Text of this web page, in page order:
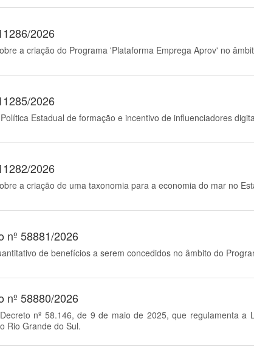
2026
a criação do Programa 'Plataforma Emprega Aprov' no
2026
Estadual de formação e incentivo de influenciadores
2026
a criação de uma taxonomia para a economia do mar no
nº 58881/2026
de benefícios a serem concedidos no âmbito do
nº 58880/2026
nº 58.146, de 9 de maio de 2025, que regulamenta
Rio Grande do Sul.